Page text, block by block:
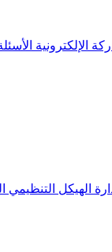
الإلكترونية
الهيكل التنظيمي